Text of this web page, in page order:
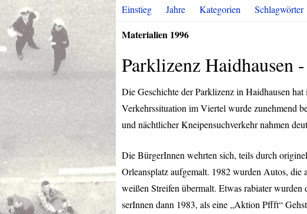
Einstieg Jahre Kategorien Schlagwörter
Materialien 1996
Parklizenz Haidhausen
Die Geschichte der Parklizenz in Haidhausen
Verkehrssituation im Viertel wurde zunehmend
und nächtlicher Kneipensuchverkehr nahmen
Die BürgerInnen wehrten sich, teils durch
Orleansplatz aufgemalt. 1982 wurden Autos,
weißen Streifen übermalt. Etwas rabiater wurden
serInnen dann 1983, als eine „Aktion Pffft“